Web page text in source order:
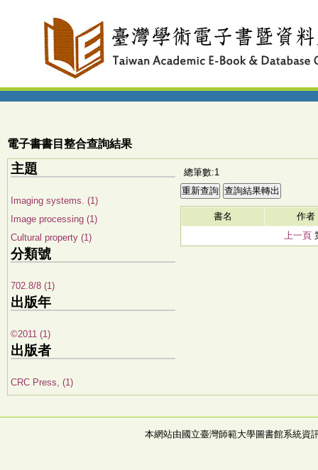
電子書書目整合查詢結果
主題
Imaging systems. (1)
Image processing (1)
Cultural property (1)
分類號
702.8/8 (1)
出版年
©2011 (1)
出版者
CRC Press, (1)
總筆數:1
書名
作者
上一頁
本網站由國立臺灣師範大學圖書館系統資